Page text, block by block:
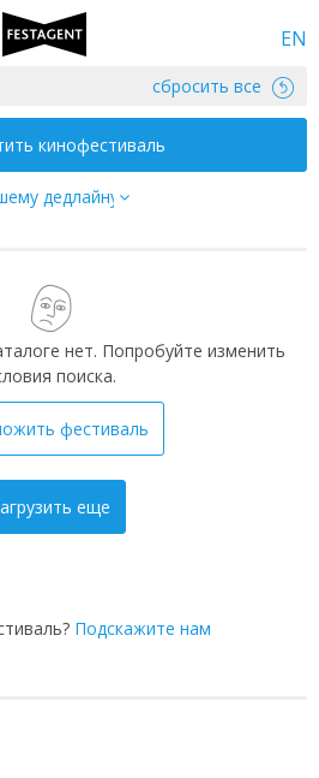
EN
сбросить все
кинофестиваль
нет. Попробуйте изменить
поиска.
фестиваль
еще
Подскажите нам